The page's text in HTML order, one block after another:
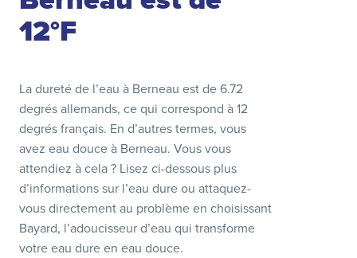
12°F
La dureté de l’eau à Berneau est de 6.72
degrés allemands, ce qui correspond à 12
degrés français. En d’autres termes, vous
avez eau douce à Berneau. Vous vous
attendiez à cela ? Lisez ci-dessous plus
d’informations sur l’eau dure ou attaquez-
vous directement au problème en choisissant
Bayard, l’adoucisseur d’eau qui transforme
votre eau dure en eau douce.